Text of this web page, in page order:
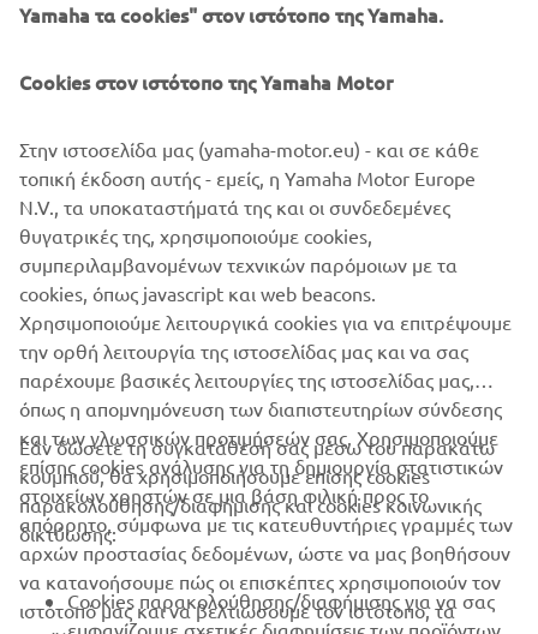
ΕΤΑΙΡΕΊΑ
B2B
ΠΕΡΙΣΣΌΤΕΡΑ YAMAHA
Yamaha τα cookies" στον ιστότοπο της Yamaha.
Cookies στον ιστότοπο της Yamaha Motor
Στην ιστοσελίδα μας (yamaha-motor.eu) - και σε κάθε
τοπική έκδοση αυτής - εμείς, η Yamaha Motor Europe
N.V., τα υποκαταστήματά της και οι συνδεδεμένες
θυγατρικές της, χρησιμοποιούμε cookies,
συμπεριλαμβανομένων τεχνικών παρόμοιων με τα
cookies, όπως javascript και web beacons.
Χρησιμοποιούμε λειτουργικά cookies για να επιτρέψουμε
την ορθή λειτουργία της ιστοσελίδας μας και να σας
παρέχουμε βασικές λειτουργίες της ιστοσελίδας μας,
όπως η απομνημόνευση των διαπιστευτηρίων σύνδεσης
και των γλωσσικών προτιμήσεών σας. Χρησιμοποιούμε
επίσης cookies ανάλυσης για τη δημιουργία στατιστικών
στοιχείων χρηστών σε μια βάση φιλική προς το
απόρρητο, σύμφωνα με τις κατευθυντήριες γραμμές των
αρχών προστασίας δεδομένων, ώστε να μας βοηθήσουν
να κατανοήσουμε πώς οι επισκέπτες χρησιμοποιούν τον
ιστότοπό μας και να βελτιώσουμε τον ιστότοπο, τα
Εάν δώσετε τη συγκατάθεσή σας μέσω του παρακάτω
κουμπιού, θα χρησιμοποιήσουμε επίσης cookies
παρακολούθησης/διαφήμισης και cookies κοινωνικής
δικτύωσης:
Cookies παρακολούθησης/διαφήμισης για να σας
εμφανίζουμε σχετικές διαφημίσεις των προϊόντων